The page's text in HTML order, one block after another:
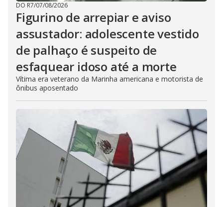
DO R7/07/08/2026
Figurino de arrepiar e aviso
assustador: adolescente vestido
de palhaço é suspeito de
esfaquear idoso até a morte
Vítima era veterano da Marinha americana e motorista de
ônibus aposentado